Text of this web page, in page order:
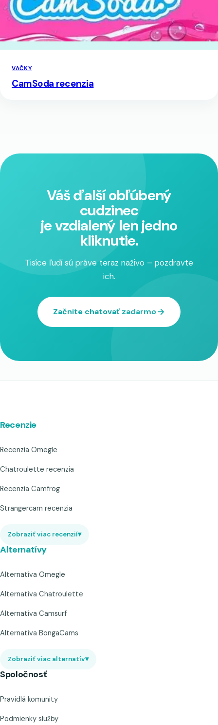
VAČKY
CamSoda recenzia
Váš ďalší obľúbený
cudzinec
je vzdialený len jedno
kliknutie.
Tisíce ľudí sú práve teraz naživo – pozdravte
ich.
Začnite chatovať zadarmo
Recenzie
Recenzia Omegle
Chatroulette recenzia
Recenzia Camfrog
Strangercam recenzia
Zobraziť viac recenzií▾
Alternatívy
Alternatíva Omegle
Alternatíva Chatroulette
Alternatíva Camsurf
Alternatíva BongaCams
Zobraziť viac alternatív▾
Spoločnosť
Pravidlá komunity
Podmienky služby